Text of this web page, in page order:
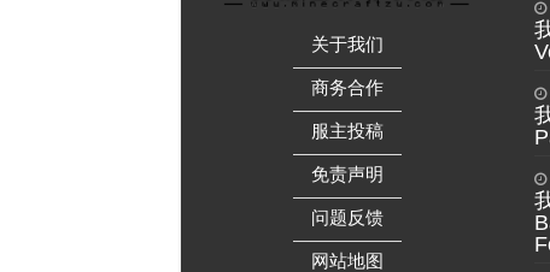
关于我们
——————
商务合作
——————
服主投稿
——————
免责声明
——————
问题反馈
——————
网站地图